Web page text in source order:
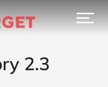
2.3